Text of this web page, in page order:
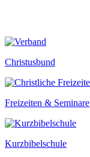
Christusbund
Freizeiten & Seminare
Kurzbibelschule